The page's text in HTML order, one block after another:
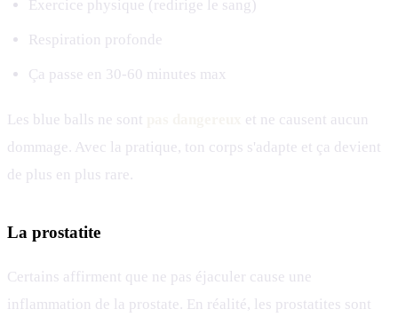
Exercice physique (redirige le sang)
Respiration profonde
Ça passe en 30-60 minutes max
Les blue balls ne sont
et ne causent aucun
dommage. Avec la pratique, ton corps s'adapte et ça devient
de plus en plus rare.
La prostatite
Certains affirment que ne pas éjaculer cause une
inflammation de la prostate. En réalité, les prostatites sont